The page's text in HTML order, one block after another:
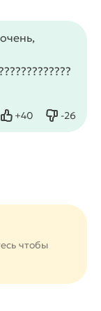
+40
Нравится -26
Не
чтобы